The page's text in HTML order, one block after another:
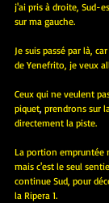
j'ai pris à droite, Sud-
sur ma gauche.
Je suis passé par là,
de Yenefrito, je veux
Ceux qui ne veulent
piquet, prendrons sur
directement la piste.
La portion empruntée
mais c'est le seul
continue Sud, pour
la Ripera 1.